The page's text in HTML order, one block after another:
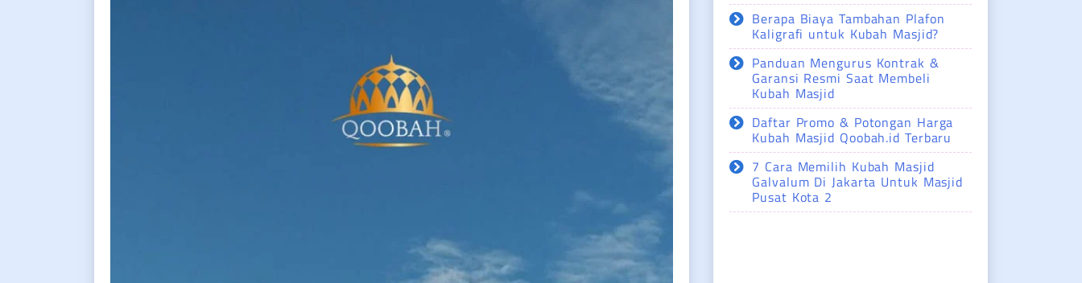
Berapa Biaya Tambahan Plafon
Kaligrafi untuk Kubah Masjid?
Panduan Mengurus Kontrak &
Garansi Resmi Saat Membeli
Kubah Masjid
Daftar Promo & Potongan Harga
Kubah Masjid Qoobah.id Terbaru
7 Cara Memilih Kubah Masjid
Galvalum Di Jakarta Untuk Masjid
Pusat Kota 2